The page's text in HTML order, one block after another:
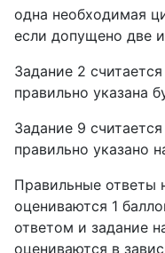
одна необходимая
если допущено две
Задание 2
правильно указана
Задание 9
правильно указано
Правильные ответы
оцениваются 1
ответом и задание
оцениваются в